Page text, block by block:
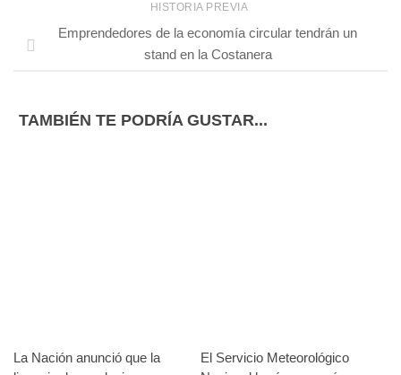
HISTORIA PREVIA
Emprendedores de la economía circular tendrán un
stand en la Costanera
TAMBIÉN TE PODRÍA GUSTAR...
La Nación anunció que la
El Servicio Meteorológico